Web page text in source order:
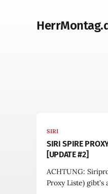
SIRI
SIRI SPIRE
[UPDATE #2]
ACHTUNG:
Proxy Liste) gibt's